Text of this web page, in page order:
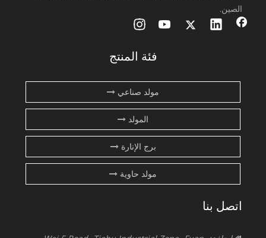
الصين.
فئة المنتج
مولد صناعي
المولد
برج الإنارة
مولد حاوية
اتصل بنا